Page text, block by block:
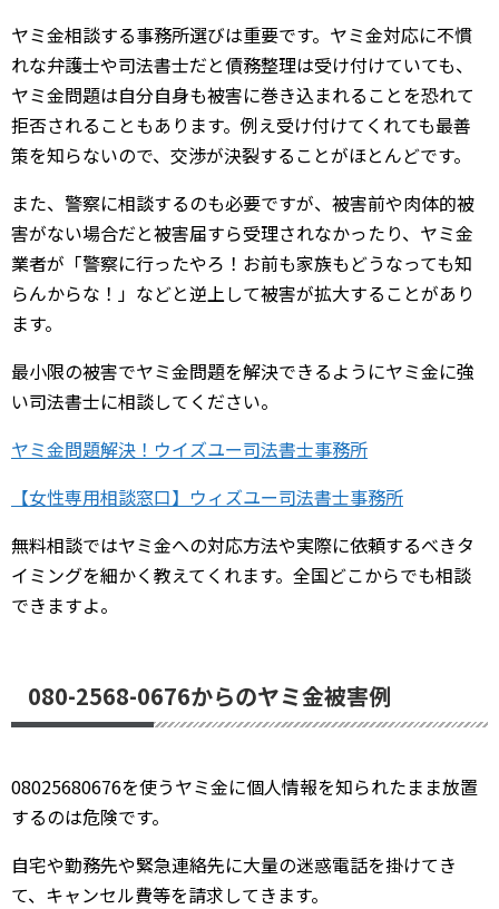
ヤミ金相談する事務所選びは重要です。ヤミ金対応に不慣
れな弁護士や司法書士だと債務整理は受け付けていても、
ヤミ金問題は自分自身も被害に巻き込まれることを恐れて
拒否されることもあります。例え受け付けてくれても最善
策を知らないので、交渉が決裂することがほとんどです。
また、警察に相談するのも必要ですが、被害前や肉体的被
害がない場合だと被害届すら受理されなかったり、ヤミ金
業者が「警察に行ったやろ！お前も家族もどうなっても知
らんからな！」などと逆上して被害が拡大することがあり
ます。
最小限の被害でヤミ金問題を解決できるようにヤミ金に強
い司法書士に相談してください。
ヤミ金問題解決！ウイズユー司法書士事務所
【女性専用相談窓口】ウィズユー司法書士事務所
無料相談ではヤミ金への対応方法や実際に依頼するべきタ
イミングを細かく教えてくれます。全国どこからでも相談
できますよ。
080-2568-0676からのヤミ金被害例
08025680676を使うヤミ金に個人情報を知られたまま放置
するのは危険です。
自宅や勤務先や緊急連絡先に大量の迷惑電話を掛けてき
て、キャンセル費等を請求してきます。